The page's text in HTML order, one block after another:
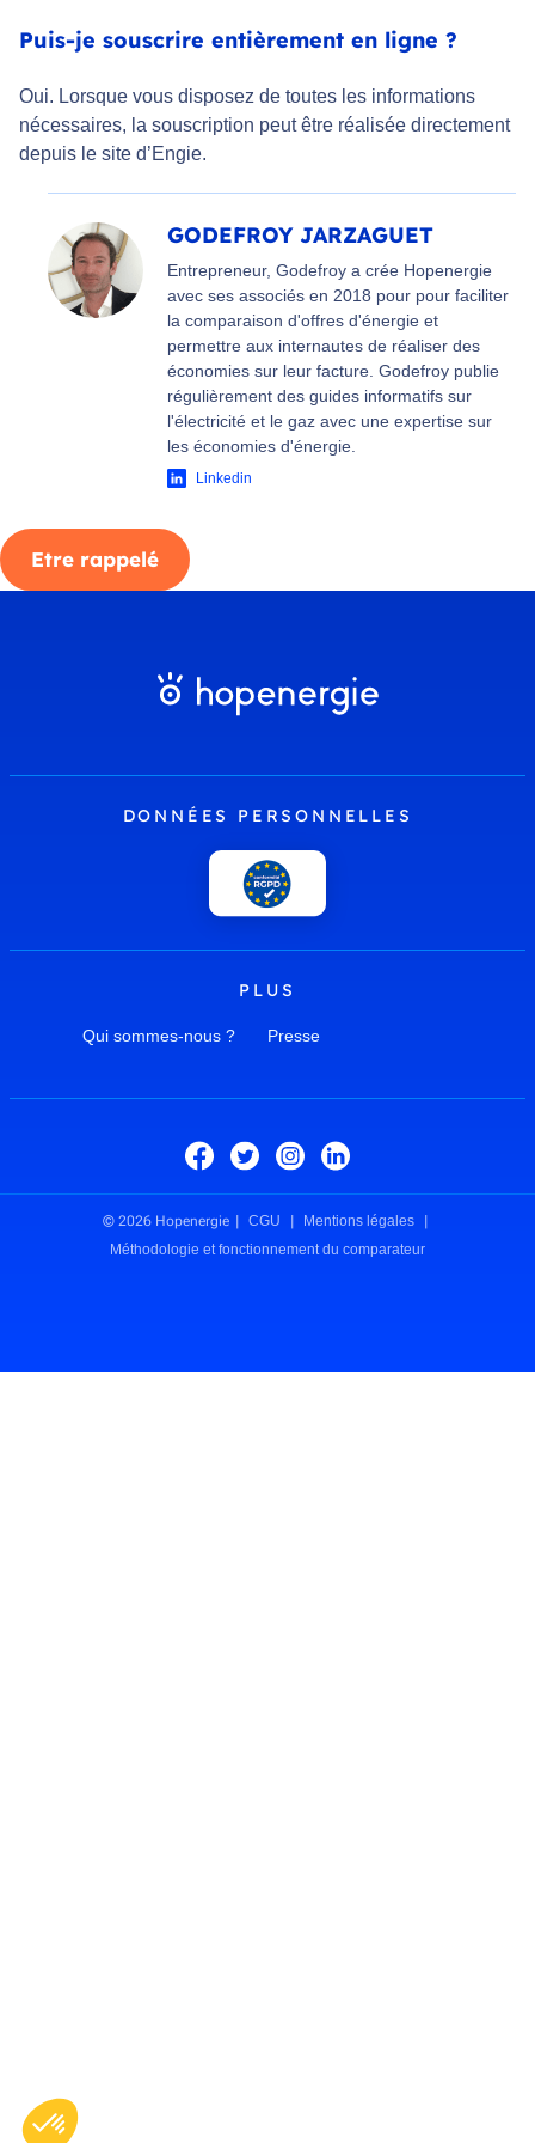
Puis-je souscrire entièrement en ligne ?
Oui. Lorsque vous disposez de toutes les informations
nécessaires, la souscription peut être réalisée directement
depuis le site d’Engie.
GODEFROY JARZAGUET
Entrepreneur, Godefroy a crée Hopenergie
avec ses associés en 2018 pour pour faciliter
la comparaison d'offres d'énergie et
permettre aux internautes de réaliser des
économies sur leur facture. Godefroy publie
régulièrement des guides informatifs sur
l'électricité et le gaz avec une expertise sur
les économies d'énergie.
Linkedin
Etre rappelé
DONNÉES PERSONNELLES
PLUS
Qui sommes-nous ? Presse
© 2026 Hopenergie CGU
Mentions légales
Méthodologie et fonctionnement du comparateur